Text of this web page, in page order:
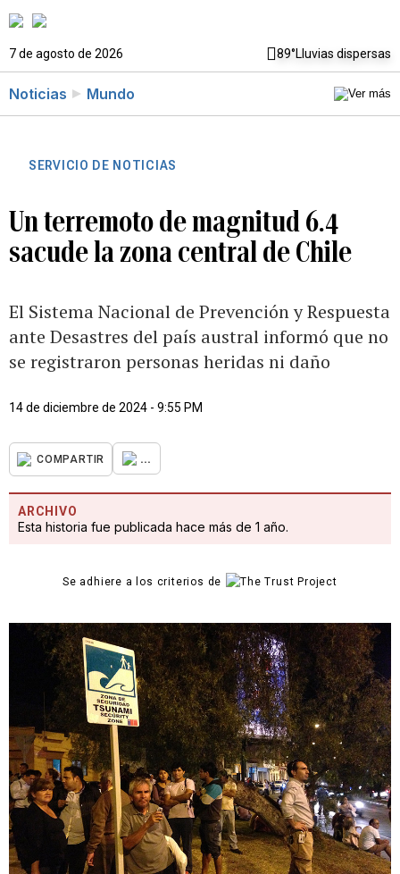
7 de agosto de 2026 89°Lluvias dispersas
Noticias Mundo
SERVICIO DE NOTICIAS
Un terremoto de magnitud 6.4
sacude la zona central de Chile
El Sistema Nacional de Prevención y Respuesta
ante Desastres del país austral informó que no
se registraron personas heridas ni daño
14 de diciembre de 2024 - 9:55 PM
COMPARTIR ...
ARCHIVO
Esta historia fue publicada hace más de 1 año.
Se adhiere a los criterios de